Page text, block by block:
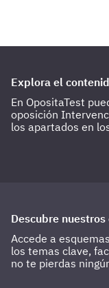
Explora el
En OpositaTest
oposición
los apartados en
Descubre
Accede a
los temas clave,
no te pierdas